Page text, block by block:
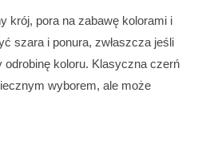
krój, pora na zabawę kolorami i
szara i ponura, zwłaszcza jeśli
odrobinę koloru. Klasyczna czerń
wyborem, ale może